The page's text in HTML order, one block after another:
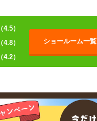
（4.5）
（4.8）
（4.2）
ショールーム一覧